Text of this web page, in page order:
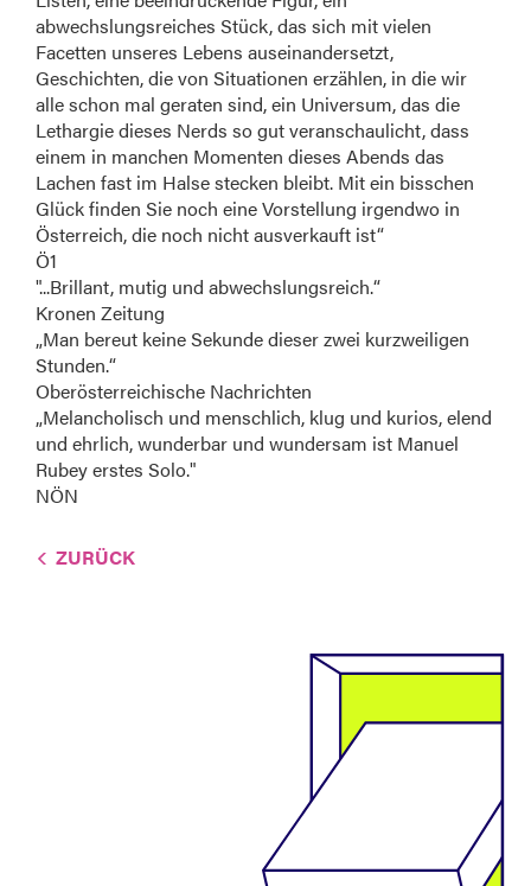
abwechslungsreiches Stück, das sich mit vielen
Facetten unseres Lebens auseinandersetzt,
Geschichten, die von Situationen erzählen, in die wir
alle schon mal geraten sind, ein Universum, das die
Lethargie dieses Nerds so gut veranschaulicht, dass
einem in manchen Momenten dieses Abends das
Lachen fast im Halse stecken bleibt. Mit ein bisschen
Glück finden Sie noch eine Vorstellung irgendwo in
Österreich, die noch nicht ausverkauft ist“
Ö1
"...Brillant, mutig und abwechslungsreich.“
Kronen Zeitung
„Man bereut keine Sekunde dieser zwei kurzweiligen
Stunden.“
Oberösterreichische Nachrichten
„Melancholisch und menschlich, klug und kurios, elend
und ehrlich, wunderbar und wundersam ist Manuel
Rubey erstes Solo."
NÖN
ZURÜCK